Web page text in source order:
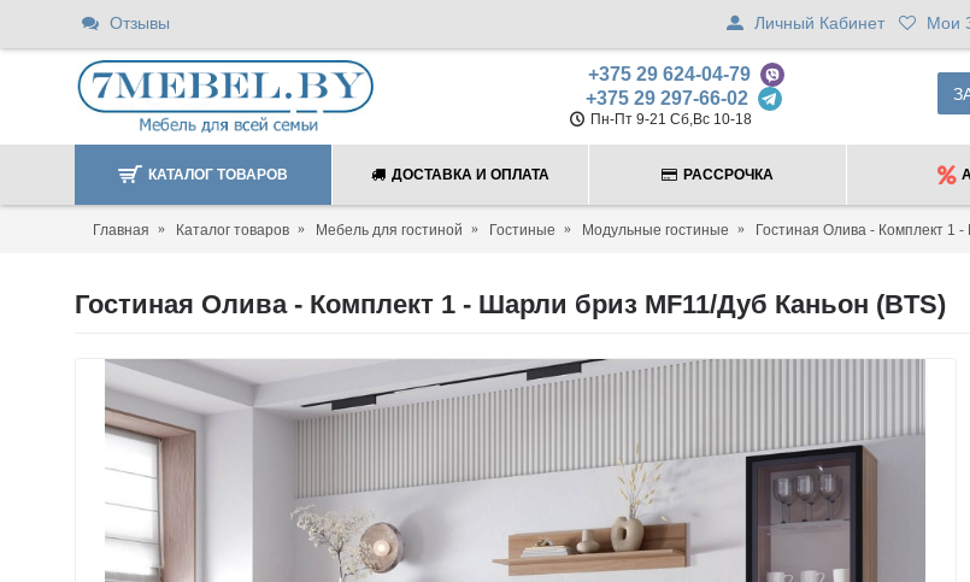
Отзывы Личный Кабинет Мои
+375 29 624-04-79
+375 29 297-66-02
Пн-Пт 9-21 Сб,Вс 10-18
КАТАЛОГ ТОВАРОВ ДОСТАВКА И ОПЛАТА РАССРОЧКА
Главная Каталог товаров Мебель для гостиной Гостиные Модульные гостиные Гостиная Олива - Комплект 1
Гостиная Олива - Комплект 1 - Шарли бриз MF11/Дуб Каньон (BTS)